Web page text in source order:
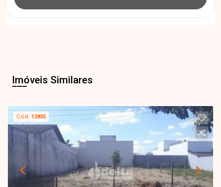
Imóveis Similares
Cód. 12835